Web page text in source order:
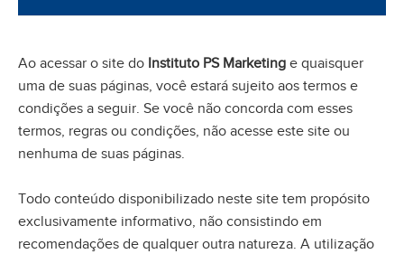
ESTATISTICAS
CLIENTES
Ao acessar o site do Instituto PS Marketing e quaisquer
uma de suas páginas, você estará sujeito aos termos e
condições a seguir. Se você não concorda com esses
termos, regras ou condições, não acesse este site ou
nenhuma de suas páginas.
Todo conteúdo disponibilizado neste site tem propósito
exclusivamente informativo, não consistindo em
recomendações de qualquer outra natureza. A utilização